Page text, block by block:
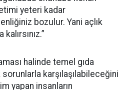
yeteri kadar
bozulur. Yani açlık
halinde temel gıda
karşılaşılabileceğini
yapan insanların